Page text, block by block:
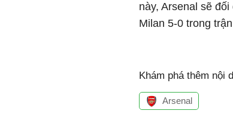
này, Arsenal sẽ
Milan 5-0 trong
Khám phá thêm nội
Arsenal